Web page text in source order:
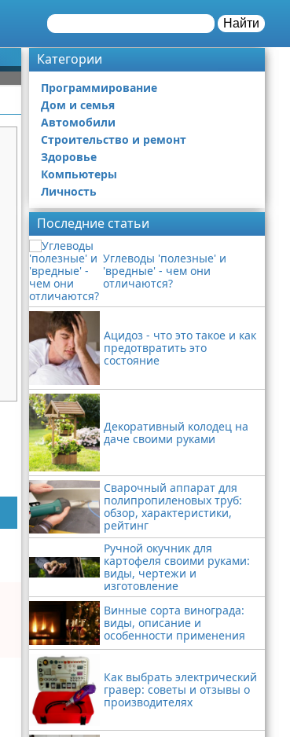
Найти
Категории
Программирование
Дом и семья
Автомобили
Строительство и ремонт
Здоровье
Компьютеры
Личность
Последние статьи
Углеводы 'полезные' и
'вредные' - чем они
отличаются?
Ацидоз - что это такое и как
предотвратить это
состояние
Декоративный колодец на
даче своими руками
Сварочный аппарат для
полипропиленовых труб:
обзор, характеристики,
рейтинг
Ручной окучник для
картофеля своими руками:
виды, чертежи и
изготовление
Винные сорта винограда:
виды, описание и
особенности применения
Как выбрать электрический
гравер: советы и отзывы о
производителях